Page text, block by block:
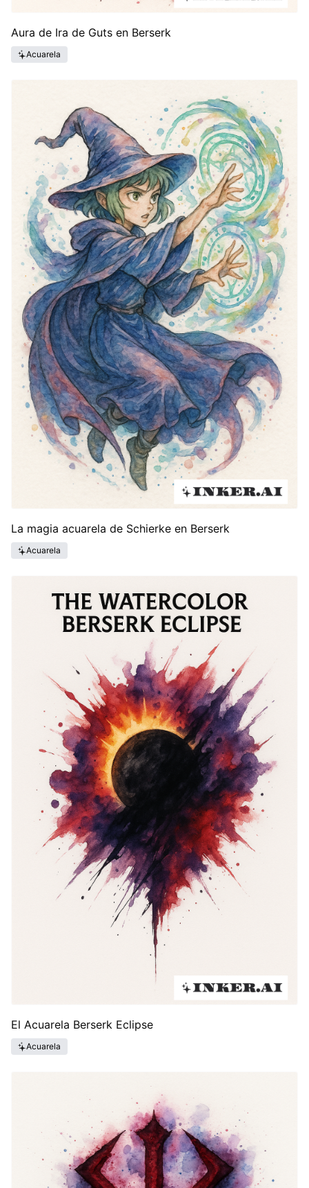
Aura de Ira de Guts en Berserk
Acuarela
La magia acuarela de Schierke en Berserk
Acuarela
El Acuarela Berserk Eclipse
Acuarela